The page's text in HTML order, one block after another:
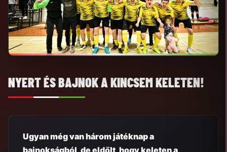
NYERT ÉS BAJNOK A KINCSEM KELETEN!
Ugyan még van három játéknap a
bajnokságból, de eldőlt, hogy keleten a